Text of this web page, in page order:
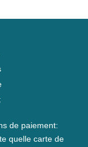
de paiement:
quelle carte de